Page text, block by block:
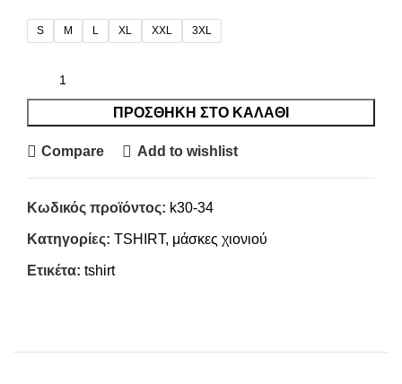
S M L XL XXL 3XL
ΠΡΟΣΘΉΚΗ ΣΤΟ ΚΑΛΆΘΙ
Compare Add to wishlist
Κωδικός προϊόντος: k30-34
Κατηγορίες: TSHIRT, μάσκες χιονιού
Ετικέτα: tshirt